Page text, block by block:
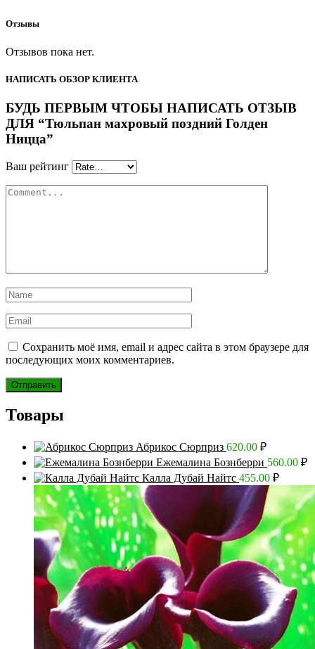
Отзывы
Отзывов пока нет.
НАПИСАТЬ ОБЗОР КЛИЕНТА
БУДЬ ПЕРВЫМ ЧТОБЫ НАПИСАТЬ ОТЗЫВ
ДЛЯ “Тюльпан махровый поздний Голден
Ницца”
Ваш рейтинг
Сохранить моё имя, email и адрес сайта в этом браузере для
последующих моих комментариев.
Товары
Абрикос Сюрприз 620.00 ₽
Ежемалина Бознберри 560.00 ₽
Калла Дубай Найтс 455.00 ₽